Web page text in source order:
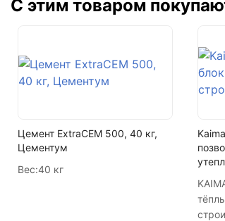
Кол-во поддонов в машине
С этим товаром
Цемент ExtraCEM 500, 40 кг,
Цементум
Вес:40 кг